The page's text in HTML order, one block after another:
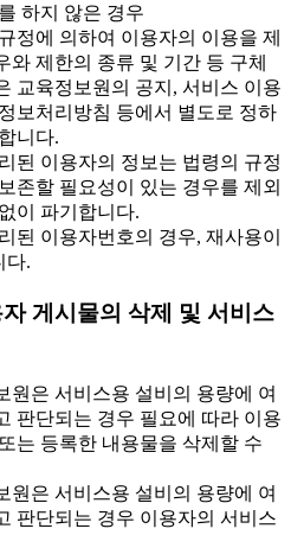
하지 않은 경우
정에 의하여 이용자의 이용을 제
와 제한의 종류 및 기간 등 구체
교육정보원의 공지, 서비스 이용
보처리방침 등에서 별도로 정하
니다.
된 이용자의 정보는 법령의 규정
존할 필요성이 있는 경우를 제외
이 파기합니다.
된 이용자번호의 경우, 재사용이
다.
게시물의 삭제 및 서비스
은 서비스용 설비의 용량에 여
판단되는 경우 필요에 따라 이용
는 등록한 내용물을 삭제할 수
은 서비스용 설비의 용량에 여
판단되는 경우 이용자의 서비스